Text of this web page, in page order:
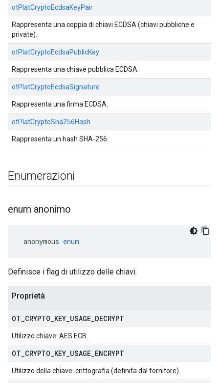
otPlatCryptoEcdsaKeyPair
Rappresenta una coppia di chiavi ECDSA (chiavi pubbliche e
private).
otPlatCryptoEcdsaPublicKey
Rappresenta una chiave pubblica ECDSA.
otPlatCryptoEcdsaSignature
Rappresenta una firma ECDSA.
otPlatCryptoSha256Hash
Rappresenta un hash SHA-256.
Enumerazioni
enum anonimo
anonymous enum
Definisce i flag di utilizzo delle chiavi.
Proprietà
OT CRYPTO KEY USAGE DECRYPT
Utilizzo chiave: AES ECB.
OT CRYPTO KEY USAGE ENCRYPT
Utilizzo della chiave: crittografia (definita dal fornitore).